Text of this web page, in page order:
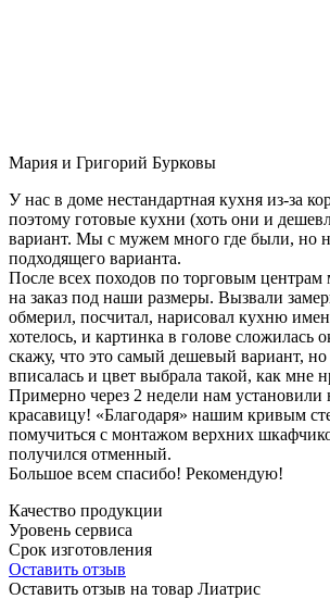
Мария и Григорий Бурковы
У нас в доме нестандартная кухня из-за
поэтому готовые кухни (хоть они и
вариант. Мы с мужем много где были, но
подходящего варианта.
После всех походов по торговым
на заказ под наши размеры. Вызвали
обмерил, посчитал, нарисовал кухню
хотелось, и картинка в голове сложилась
скажу, что это самый дешевый вариант,
вписалась и цвет выбрала такой, как мне
Примерно через 2 недели нам
красавицу! «Благодаря» нашим кривым
помучиться с монтажом верхних
получился отменный.
Большое всем спасибо! Рекомендую!
Качество продукции
Уровень сервиса
Срок изготовления
Оставить отзыв
Оставить отзыв на товар Лиатрис